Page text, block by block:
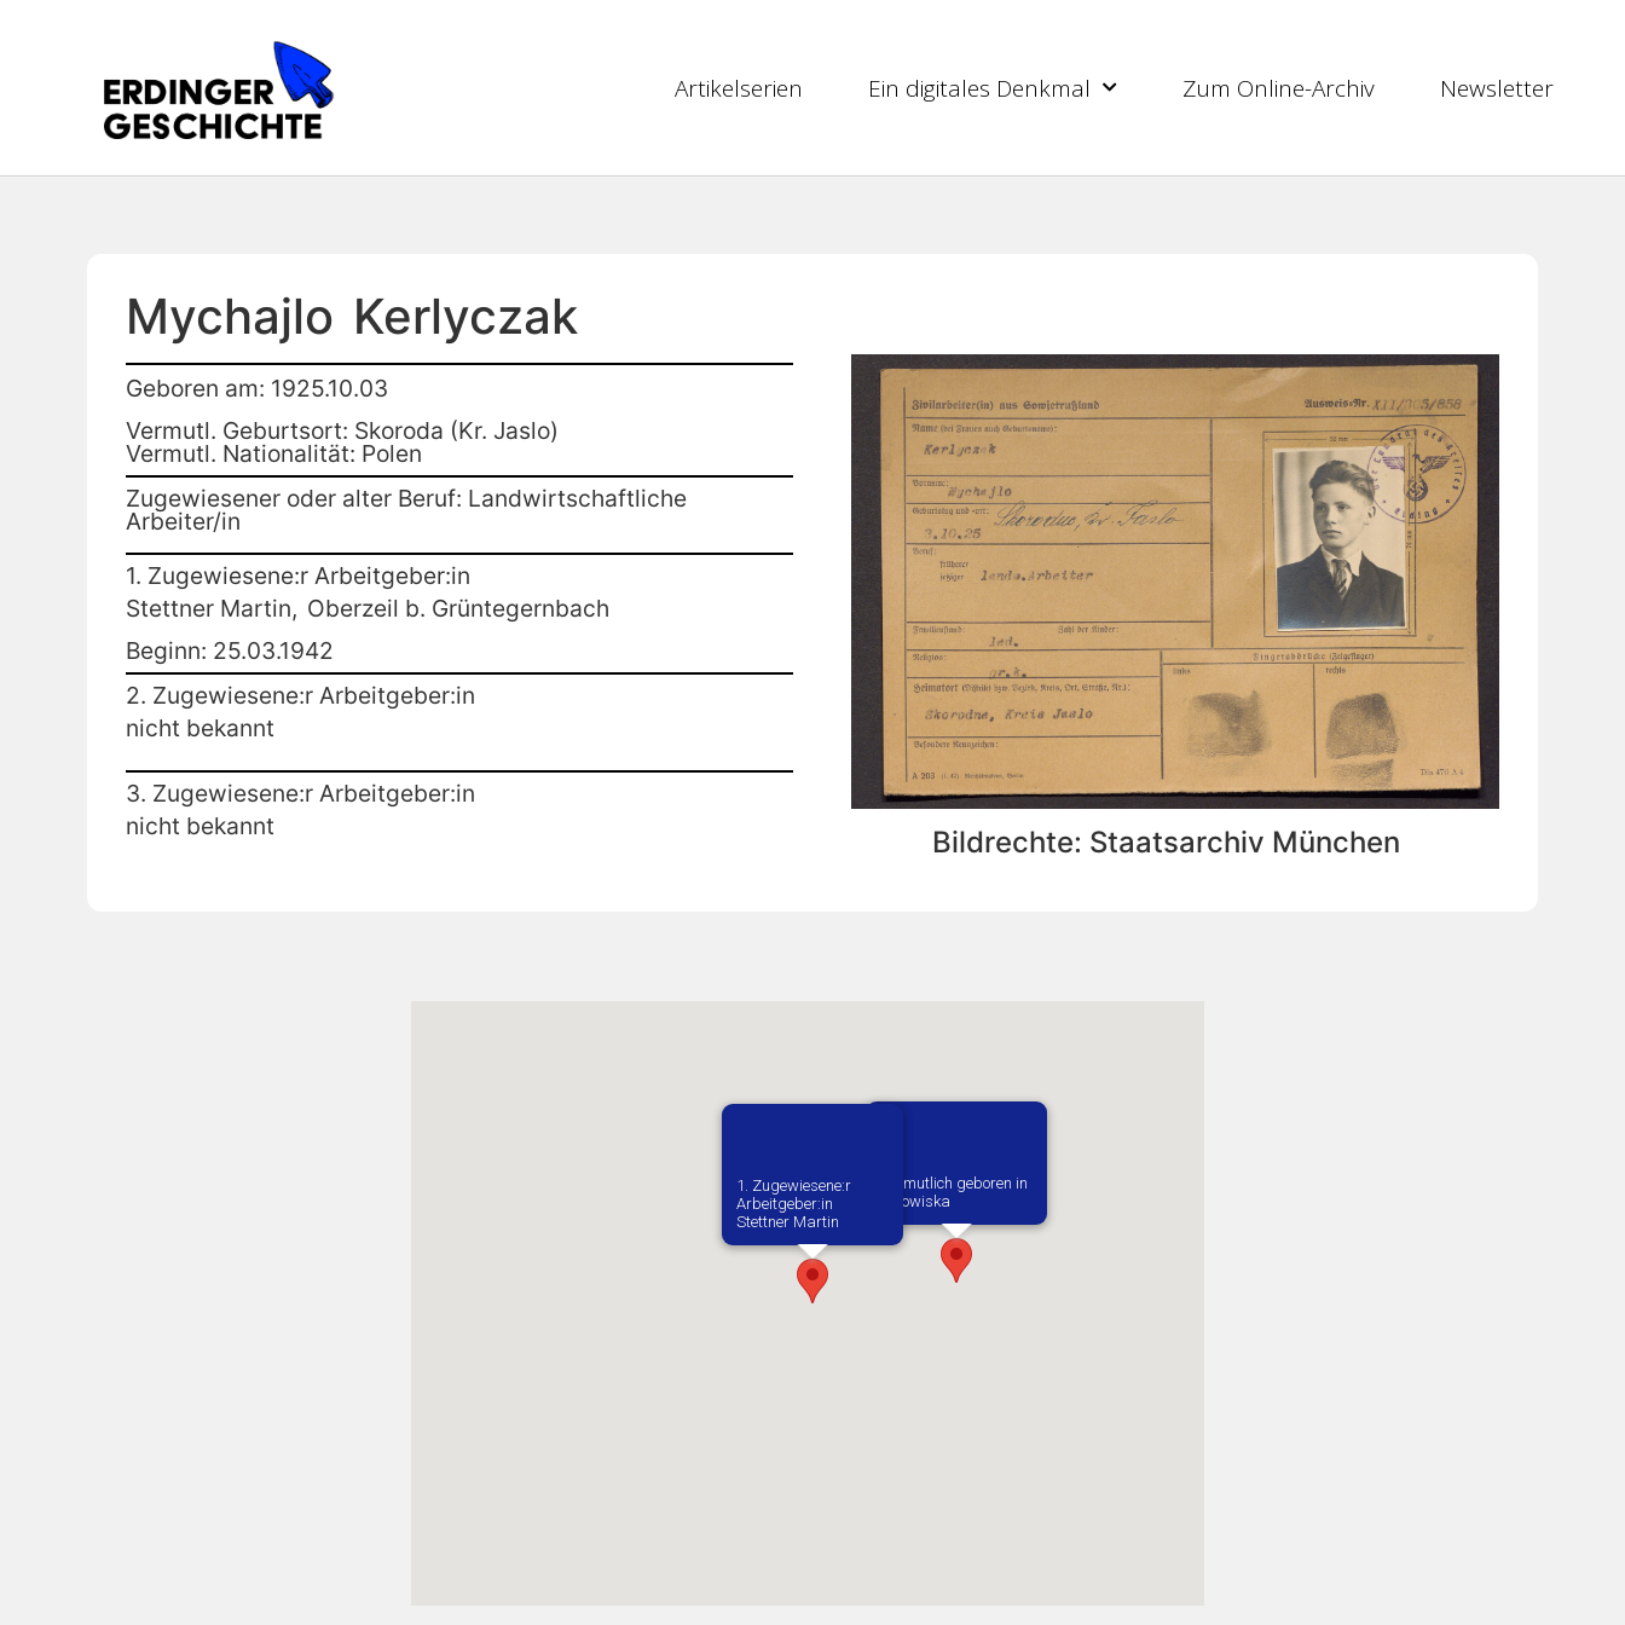
Artikelserien Ein digitales Denkmal Zum Online-Archiv Newsletter
Mychajlo Kerlyczak
Geboren am: 1925.10.03
Vermutl. Geburtsort: Skoroda (Kr. Jaslo)
Vermutl. Nationalität: Polen
Zugewiesener oder alter Beruf: Landwirtschaftliche
Arbeiter/in
1. Zugewiesene:r Arbeitgeber:in
Stettner Martin, Oberzeil b. Grüntegernbach
Beginn: 25.03.1942
2. Zugewiesene:r Arbeitgeber:in
nicht bekannt
3. Zugewiesene:r Arbeitgeber:in
nicht bekannt
Bildrechte: Staatsarchiv München
Vermutlich geboren in
Lutowiska
1. Zugewiesene:r
Arbeitgeber:in​
Stettner Martin